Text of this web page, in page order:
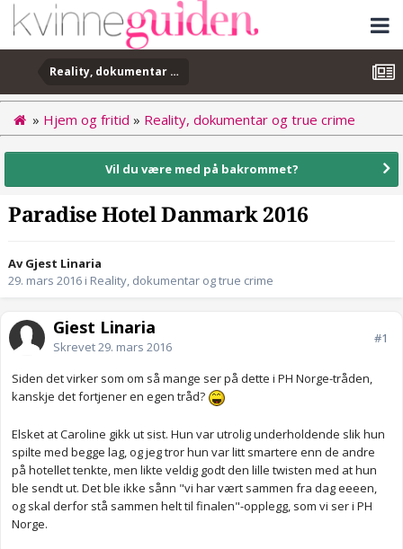
Reality, dokumentar og true crime
» Hjem og fritid » Reality, dokumentar og true crime
Vil du være med på bakrommet?
Paradise Hotel Danmark 2016
Av Gjest Linaria
29. mars 2016 i Reality, dokumentar og true crime
Gjest Linaria
Skrevet29. mars 2016
#1
Siden det virker som om så mange ser på dette i PH Norge-tråden,
kanskje det fortjener en egen tråd?
Elsket at Caroline gikk ut sist. Hun var utrolig underholdende slik hun
spilte med begge lag, og jeg tror hun var litt smartere enn de andre
på hotellet tenkte, men likte veldig godt den lille twisten med at hun
ble sendt ut. Det ble ikke sånn "vi har vært sammen fra dag eeeen,
og skal derfor stå sammen helt til finalen"-opplegg, som vi ser i PH
Norge.